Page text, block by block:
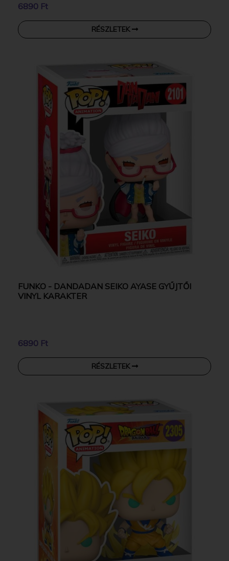
6890 Ft
RÉSZLETEK
FUNKO - DANDADAN SEIKO AYASE GYŰJTŐI
VINYL KARAKTER
6890 Ft
RÉSZLETEK